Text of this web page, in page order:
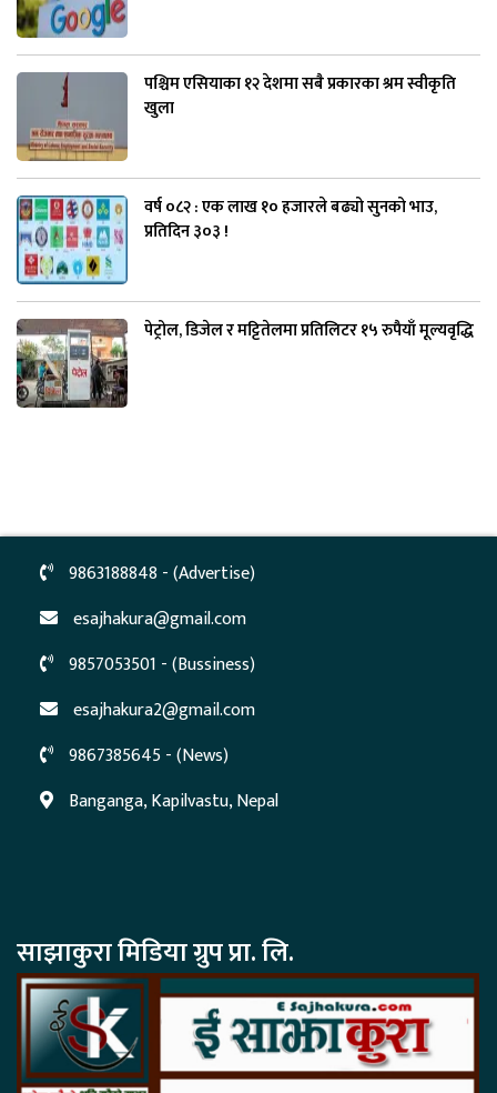
पश्चिम एसियाका १२ देशमा सबै प्रकारका श्रम स्वीकृति
खुला
वर्ष ०८२ : एक लाख १० हजारले बढ्यो सुनको भाउ,
प्रतिदिन ३०३ !
पेट्रोल, डिजेल र मट्टितेलमा प्रतिलिटर १५ रुपैयाँ मूल्यवृद्धि
9863188848 - (Advertise)
esajhakura@gmail.com
9857053501 - (Bussiness)
esajhakura2@gmail.com
9867385645 - (News)
Banganga, Kapilvastu, Nepal
साझाकुरा मिडिया ग्रुप प्रा. लि.